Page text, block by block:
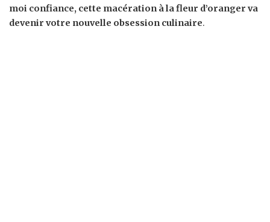
moi confiance, cette macération à la fleur d’oranger va
devenir votre nouvelle obsession culinaire.